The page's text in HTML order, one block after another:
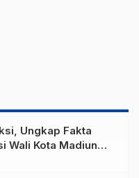
Ungkap Fakta
Wali Kota Madiun